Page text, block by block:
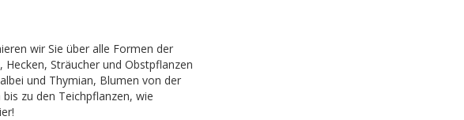
wir Sie über alle Formen der
Sträucher und Obstpflanzen
und Thymian, Blumen von der
zu den Teichpflanzen, wie